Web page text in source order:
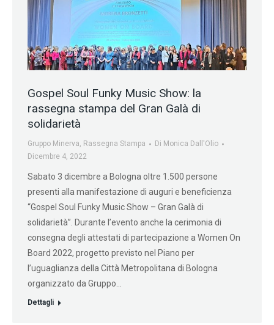
Gospel Soul Funky Music Show: la
rassegna stampa del Gran Galà di
solidarietà
Gruppo Minerva, Rassegna Stampa Di Monica Dall'Olio
Dicembre 4, 2022
Sabato 3 dicembre a Bologna oltre 1.500 persone
presenti alla manifestazione di auguri e beneficienza
“Gospel Soul Funky Music Show – Gran Galà di
solidarietà”. Durante l’evento anche la cerimonia di
consegna degli attestati di partecipazione a Women On
Board 2022, progetto previsto nel Piano per
l’uguaglianza della Città Metropolitana di Bologna
organizzato da Gruppo…
Dettagli